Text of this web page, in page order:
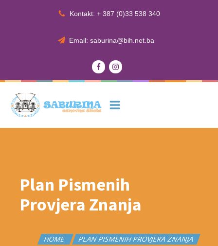
Kontakt: + 387 (0)33 538 340
Email: saburina@bih.net.ba
Plan Pismenih
Provjera Znanja
HOME PLAN PISMENIH PROVJERA ZNANJA